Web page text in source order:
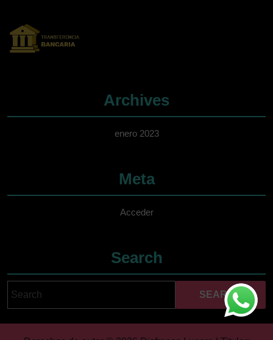
Archives
enero 2023
Meta
Acceder
Search
Cuando hay